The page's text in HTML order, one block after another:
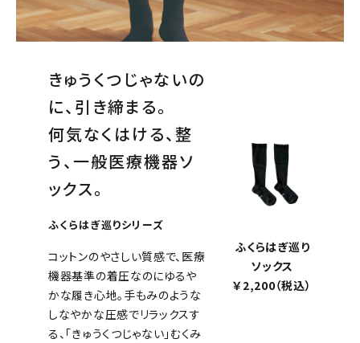
きゅうくつじゃないの
に、引き締まる。
何気なくはける、整
う、一般医療機器ソ
ックス。
ふくらはぎ巡りシリーズ
コットンのやさしい質感で、医療
機器基準の着圧なのにゆるや
かな履き心地。手もみのような
しなやかな圧感でリラックスす
る、「きゅうくつじゃない」むくみ
ふくらはぎ巡り
ソックス
￥2,200（税込）